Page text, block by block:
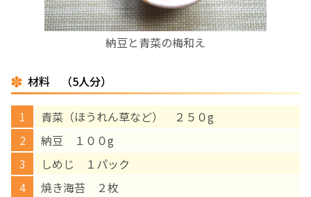
納豆と青菜の梅和え
材料 （5人分）
青菜（ほうれん草など） ２５０g
納豆 １００g
しめじ １パック
焼き海苔 ２枚
母乳育児
その他の診療内容
‘さんルーム’ でさまざまな講座・クラス
遠方にお住まいで当院での出産を希望される方へ